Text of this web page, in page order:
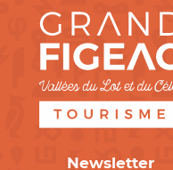
Newsletter